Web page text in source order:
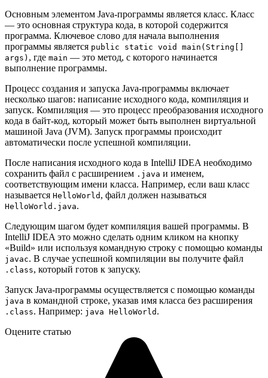
Основным элементом Java-программы является класс. Класс
— это основная структура кода, в которой содержится
программа. Ключевое слово для начала выполнения
программы является public static void main(String[]
args) , где main — это метод, с которого начинается
выполнение программы.
Процесс создания и запуска Java-программы включает
несколько шагов: написание исходного кода, компиляция и
запуск. Компиляция — это процесс преобразования исходного
кода в байт-код, который может быть выполнен виртуальной
машиной Java (JVM). Запуск программы происходит
автоматически после успешной компиляции.
После написания исходного кода в IntelliJ IDEA необходимо
сохранить файл с расширением .java и именем,
соответствующим имени класса. Например, если ваш класс
называется HelloWorld , файл должен называться
HelloWorld.java.
Следующим шагом будет компиляция вашей программы. В
IntelliJ IDEA это можно сделать одним кликом на кнопку
«Build» или используя командную строку с помощью команды
javac. В случае успешной компиляции вы получите файл
.class, который готов к запуску.
Запуск Java-программы осуществляется с помощью команды
java в командной строке, указав имя класса без расширения
.class. Например: java HelloWorld .
Оцените статью